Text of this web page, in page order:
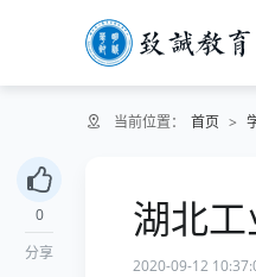
当前位置： 首页 >
0
分享
湖北
2020-09-12